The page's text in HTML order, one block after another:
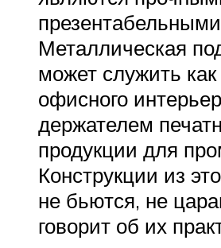
Металлическая
может служить
офисного
держателем
продукции для
Конструкции из
не бьются, не
говорит об их